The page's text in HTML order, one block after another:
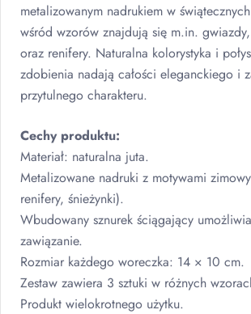
metalizowanym nadrukiem w
wśród wzorów znajdują się m.in.
oraz renifery. Naturalna kolorystyka i
zdobienia nadają całości eleganckiego i
przytulnego charakteru.
Cechy produktu:
Materiał: naturalna juta.
Metalizowane nadruki z motywami
renifery, śnieżynki).
Wbudowany sznurek ściągający
zawiązanie.
Rozmiar każdego woreczka: 14 × 10 cm.
Zestaw zawiera 3 sztuki w różnych
Produkt wielokrotnego użytku.